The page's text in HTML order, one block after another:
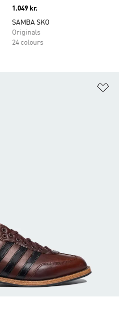
Price
1.049 kr.
SAMBA SKO
Originals
24 colours